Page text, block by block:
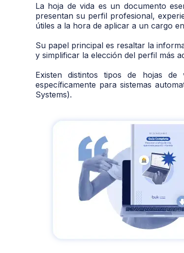
La hoja de vida es un documento
presentan su perfil profesional,
útiles a la hora de aplicar a un cargo
Su papel principal es resaltar la
y simplificar la elección del perfil más
Existen distintos tipos de hojas de
específicamente para sistemas
Systems).